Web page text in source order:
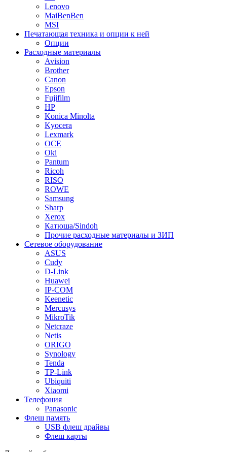
Lenovo
MaiBenBen
MSI
Печатающая техника и опции к ней
Опции
Расходные материалы
Avision
Brother
Canon
Epson
Fujifilm
HP
Konica Minolta
Kyocera
Lexmark
OCE
Oki
Pantum
Ricoh
RISO
ROWE
Samsung
Sharp
Xerox
Катюша/Sindoh
Прочие расходные материалы и ЗИП
Сетевое оборудование
ASUS
Cudy
D-Link
Huawei
IP-COM
Keenetic
Mercusys
MikroTik
Netcraze
Netis
ORIGO
Synology
Tenda
TP-Link
Ubiquiti
Xiaomi
Телефония
Panasonic
Флеш память
USB флеш драйвы
Флеш карты